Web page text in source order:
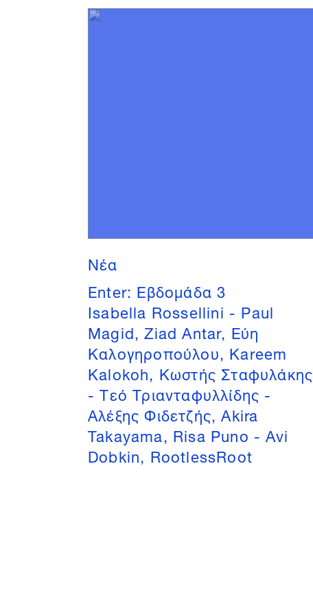
Νέα
Enter: Εβδομάδα 3
Isabella Rossellini - Paul
Magid, Ziad Antar, Εύη
Καλογηροπούλου, Kareem
Kalokoh, Κωστής Σταφυλάκης
- Τεό Τριανταφυλλίδης -
Αλέξης Φιδετζής, Akira
Takayama, Risa Puno - Avi
Dobkin, RootlessRoot